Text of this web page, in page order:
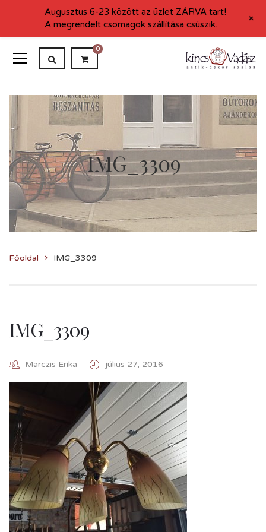
0
IMG_3309
Főoldal IMG_3309
IMG_3309
Marczis Erika július 27, 2016
Augusztus 6-23 között az üzlet ZÁRVA tart!
A megrendelt csomagok szállítása csúszik.
+